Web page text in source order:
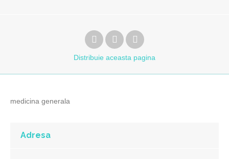
Distribuie aceasta pagina
medicina generala
Adresa